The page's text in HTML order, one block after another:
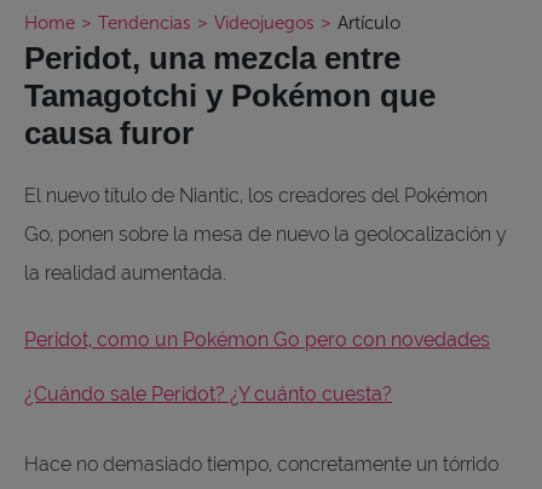
Home > Tendencias > Videojuegos > Artículo
Peridot, una mezcla entre
Tamagotchi y Pokémon que
causa furor
El nuevo título de Niantic, los creadores del Pokémon
Go, ponen sobre la mesa de nuevo la geolocalización y
la realidad aumentada.
Peridot, como un Pokémon Go pero con novedades
¿Cuándo sale Peridot? ¿Y cuánto cuesta?
Hace no demasiado tiempo, concretamente un tórrido